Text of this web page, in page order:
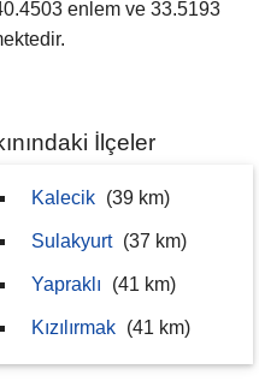
enlem ve 33.5193
İlçeler
Kalecik (39 km)
Sulakyurt (37 km)
Yapraklı (41 km)
Kızılırmak (41 km)